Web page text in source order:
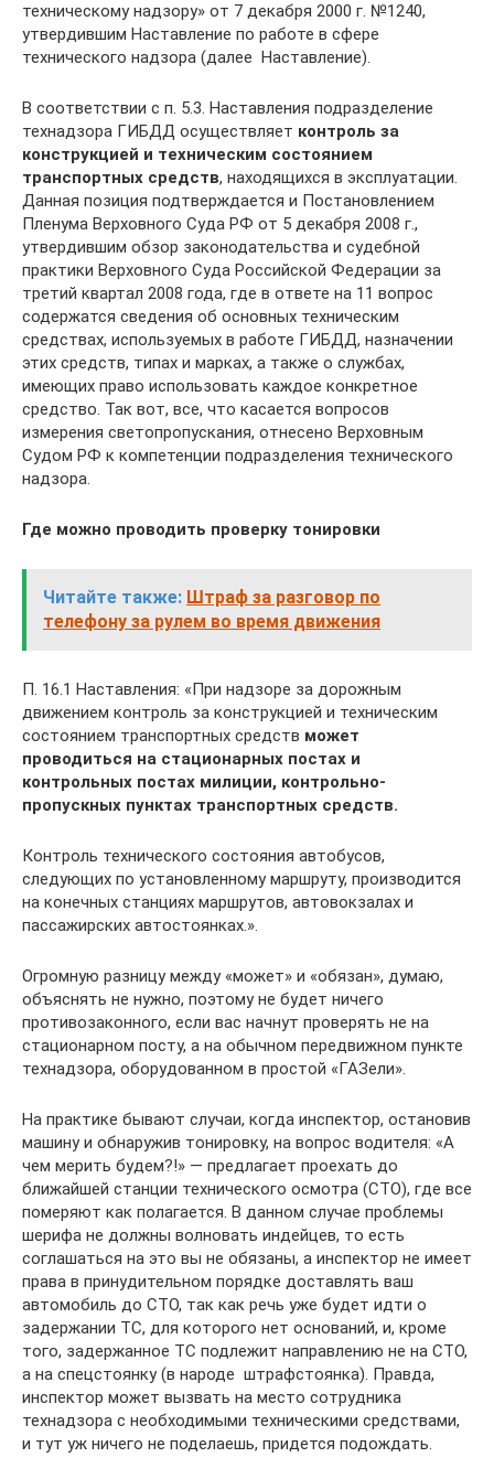
техническому надзору» от 7 декабря 2000 г. №1240,
утвердившим Наставление по работе в сфере
технического надзора (далее  Наставление).
В соответствии с п. 5.3. Наставления подразделение
технадзора ГИБДД осуществляет контроль за
конструкцией и техническим состоянием
транспортных средств, находящихся в эксплуатации.
Данная позиция подтверждается и Постановлением
Пленума Верховного Суда РФ от 5 декабря 2008 г.,
утвердившим обзор законодательства и судебной
практики Верховного Суда Российской Федерации за
третий квартал 2008 года, где в ответе на 11 вопрос
содержатся сведения об основных техническим
средствах, используемых в работе ГИБДД, назначении
этих средств, типах и марках, а также о службах,
имеющих право использовать каждое конкретное
средство. Так вот, все, что касается вопросов
измерения светопропускания, отнесено Верховным
Судом РФ к компетенции подразделения технического
надзора.
Где можно проводить проверку тонировки
Читайте также: Штраф за разговор по
телефону за рулем во время движения
П. 16.1 Наставления: «При надзоре за дорожным
движением контроль за конструкцией и техническим
состоянием транспортных средств может
проводиться на стационарных постах и
контрольных постах милиции, контрольно-
пропускных пунктах транспортных средств.
Контроль технического состояния автобусов,
следующих по установленному маршруту, производится
на конечных станциях маршрутов, автовокзалах и
пассажирских автостоянках.».
Огромную разницу между «может» и «обязан», думаю,
объяснять не нужно, поэтому не будет ничего
противозаконного, если вас начнут проверять не на
стационарном посту, а на обычном передвижном пункте
технадзора, оборудованном в простой «ГАЗели».
На практике бывают случаи, когда инспектор, остановив
машину и обнаружив тонировку, на вопрос водителя: «А
чем мерить будем?!» — предлагает проехать до
ближайшей станции технического осмотра (СТО), где все
померяют как полагается. В данном случае проблемы
шерифа не должны волновать индейцев, то есть
соглашаться на это вы не обязаны, а инспектор не имеет
права в принудительном порядке доставлять ваш
автомобиль до СТО, так как речь уже будет идти о
задержании ТС, для которого нет оснований, и, кроме
того, задержанное ТС подлежит направлению не на СТО,
а на спецстоянку (в народе  штрафстоянка). Правда,
инспектор может вызвать на место сотрудника
технадзора с необходимыми техническими средствами,
и тут уж ничего не поделаешь, придется подождать.